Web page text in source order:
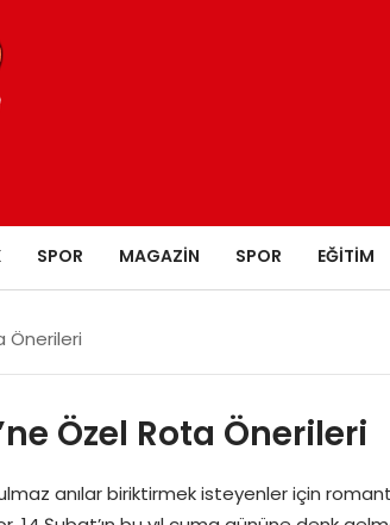
SPOR MAGAZIN SPOR EĞITIM
Önerileri
Özel Rota Önerileri
anılar biriktirmek isteyenler için